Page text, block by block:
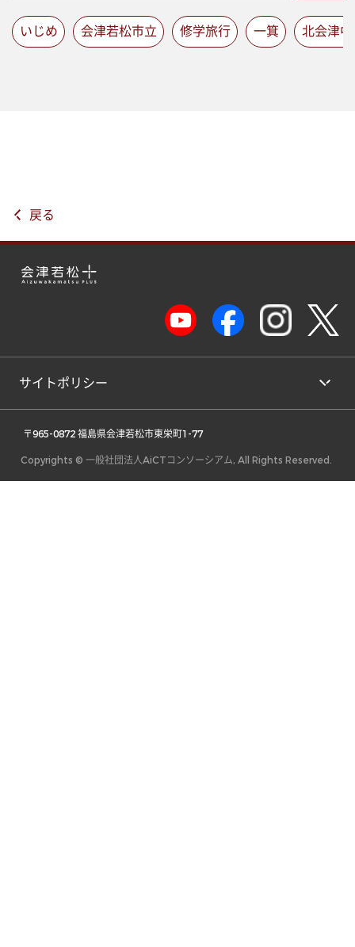
いじめ 会津若松市立 修学旅行 一箕 北会津中
戻る
サイトポリシー
〒965-0872 福島県会津若松市東栄町1-77
Copyrights © 一般社団法人AiCTコンソーシアム, All Rights Reserved.